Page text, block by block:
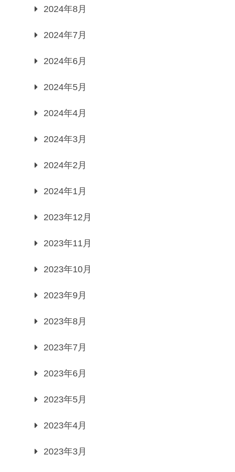
2024年8月
2024年7月
2024年6月
2024年5月
2024年4月
2024年3月
2024年2月
2024年1月
2023年12月
2023年11月
2023年10月
2023年9月
2023年8月
2023年7月
2023年6月
2023年5月
2023年4月
2023年3月